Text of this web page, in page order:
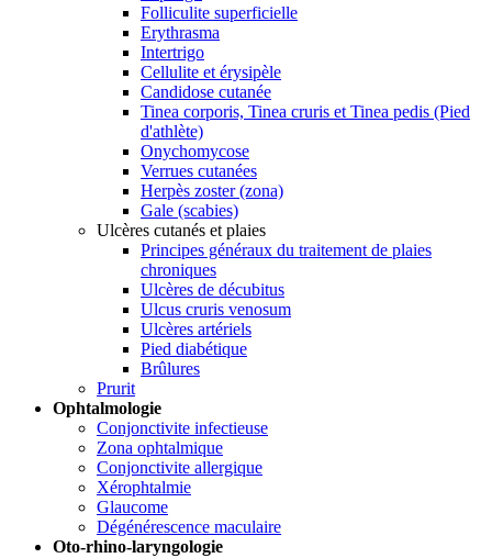
Folliculite superficielle
Erythrasma
Intertrigo
Cellulite et érysipèle
Candidose cutanée
Tinea corporis, Tinea cruris et Tinea pedis (Pied
d'athlète)
Onychomycose
Verrues cutanées
Herpès zoster (zona)
Gale (scabies)
Ulcères cutanés et plaies
Principes généraux du traitement de plaies
chroniques
Ulcères de décubitus
Ulcus cruris venosum
Ulcères artériels
Pied diabétique
Brûlures
Prurit
Ophtalmologie
Conjonctivite infectieuse
Zona ophtalmique
Conjonctivite allergique
Xérophtalmie
Glaucome
Dégénérescence maculaire
Oto-rhino-laryngologie